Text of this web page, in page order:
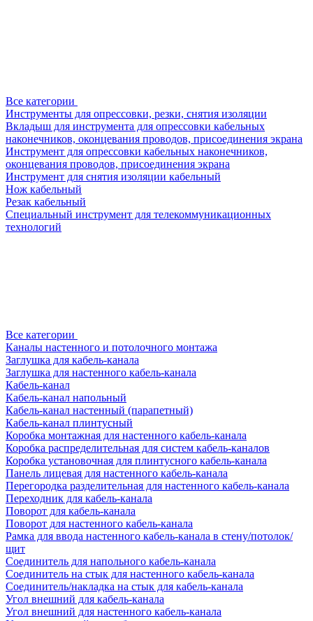
Все категории
Инструменты для опрессовки, резки, снятия изоляции
Вкладыш для инструмента для опрессовки кабельных
наконечников, оконцевания проводов, присоединения экрана
Инструмент для опрессовки кабельных наконечников,
оконцевания проводов, присоединения экрана
Инструмент для снятия изоляции кабельный
Нож кабельный
Резак кабельный
Специальный инструмент для телекоммуникационных
технологий
Все категории
Каналы настенного и потолочного монтажа
Заглушка для кабель-канала
Заглушка для настенного кабель-канала
Кабель-канал
Кабель-канал напольный
Кабель-канал настенный (парапетный)
Кабель-канал плинтусный
Коробка монтажная для настенного кабель-канала
Коробка распределительная для систем кабель-каналов
Коробка установочная для плинтусного кабель-канала
Панель лицевая для настенного кабель-канала
Перегородка разделительная для настенного кабель-канала
Переходник для кабель-канала
Поворот для кабель-канала
Поворот для настенного кабель-канала
Рамка для ввода настенного кабель-канала в стену/потолок/
щит
Соединитель для напольного кабель-канала
Соединитель на стык для настенного кабель-канала
Соединитель/накладка на стык для кабель-канала
Угол внешний для кабель-канала
Угол внешний для настенного кабель-канала